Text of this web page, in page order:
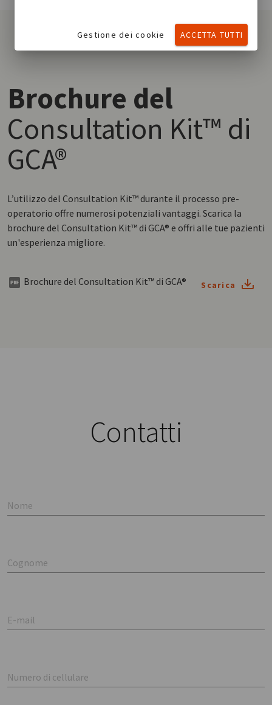
Brochure del
Consultation Kit™ di
GCA®
L’utilizzo del Consultation Kit™ durante il processo pre-
operatorio offre numerosi potenziali vantaggi. Scarica la
brochure del Consultation Kit™ di GCA® e offri alle tue pazienti
un'esperienza migliore.
Brochure del Consultation Kit™ di GCA® Scarica
Contatti
Nome
Cognome
E-mail
Numero di cellulare
Gestione dei cookie ACCETTA TUTTI